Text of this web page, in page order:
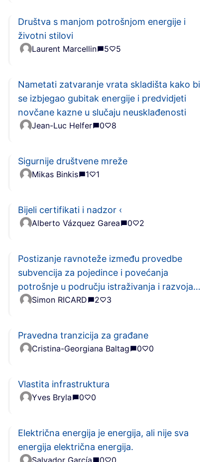
Društva s manjom potrošnjom energije i
životni stilovi
Laurent Marcellin 5 5
Nametati zatvaranje vrata skladišta kako bi
se izbjegao gubitak energije i predvidjeti
novčane kazne u slučaju neusklađenosti
Jean-Luc Helfer 0 8
Sigurnije društvene mreže
Mikas Binkis 1 1
Bijeli certifikati i nadzor ‹
Alberto Vázquez Garea 0 2
Postizanje ravnoteže između provedbe
subvencija za pojedince i povećanja
potrošnje u području istraživanja i razvoja
radi poboljšanja energetski učinkovitih
Simon RICARD 2 3
Pravedna tranzicija za građane
Cristina-Georgiana Baltag 0 0
Vlastita infrastruktura
Yves Bryla 0 0
Električna energija je energija, ali nije sva
energija električna energija.
Salvador García 0 0